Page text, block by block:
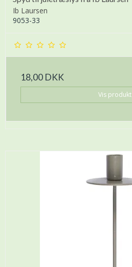
Ib Laursen
9053-33
18,00 DKK
Vis produkt